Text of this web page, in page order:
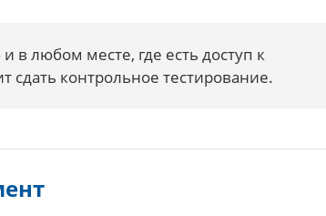
в любом месте, где есть доступ к
сдать контрольное тестирование.